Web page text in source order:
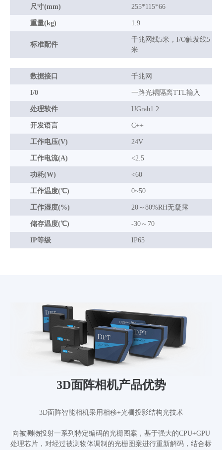
尺寸(mm) 255*115*66
重量(kg) 1.9
标准配件
千兆网线5米，I/O触发线5
米
数据接口 千兆网
I/0 一路光耦隔离TTL输入
处理软件 UGrab1.2
开发语言 C++
工作电压(V) 24V
工作电流(A) <2.5
功耗(W) <60
工作温度(℃) 0~50
工作湿度(%) 20～80%RH无凝露
储存温度(℃) -30～70
IP等级 IP65
3D面阵相机产品优势
3D面阵智能相机采用相移+光栅投影结构光技术
向被测物投射一系列特定编码的光栅图案，基于强大的CPU+GPU
处理芯片，对经过被测物体调制的光栅图案进行重新解码，结合标